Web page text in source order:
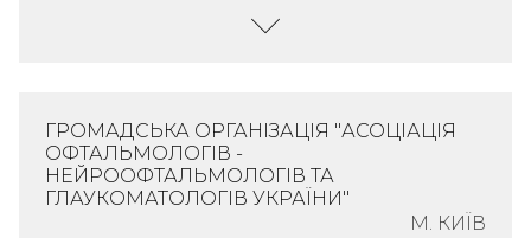
Будинок 8
Сердюк Валерій
Миколайович;
Голова
Правління;
Офтальмологія
Адреса:Україна,
49044,
Дніпропетровська
ГРОМАДСЬКА ОРГАНІЗАЦІЯ "АСОЦІАЦІЯ
ОФТАЛЬМОЛОГІВ -
НЕЙРООФТАЛЬМОЛОГІВ ТА
ГЛАУКОМАТОЛОГІВ УКРАЇНИ"
М. КИЇВ